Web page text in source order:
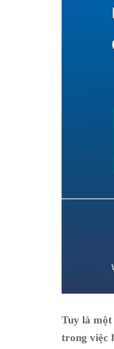
Tuy là một
trong việc